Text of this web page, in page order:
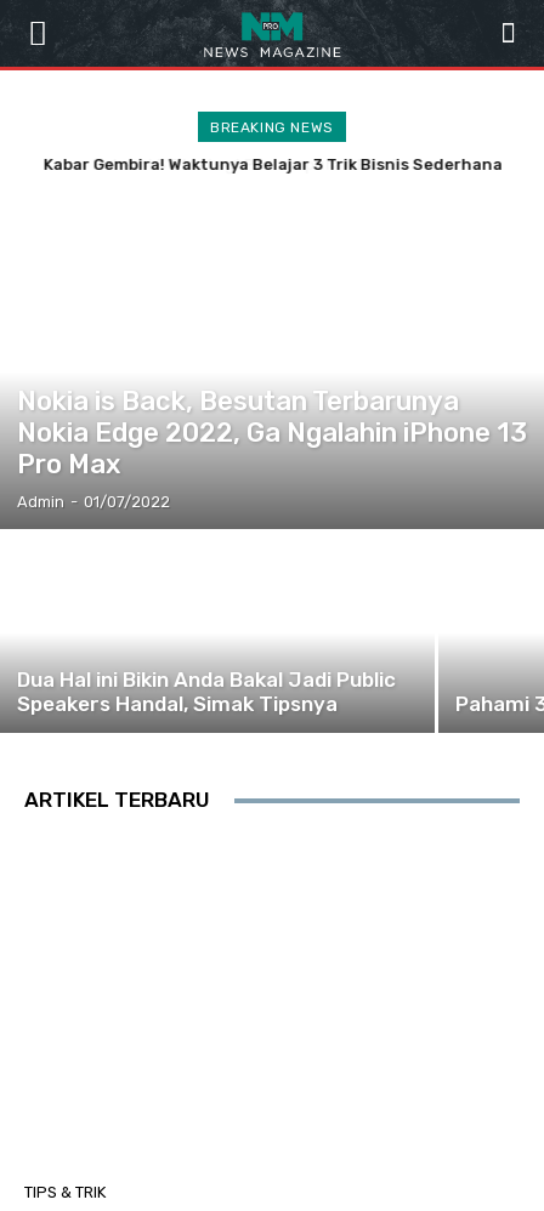
BREAKING NEWS
Kabar Gembira! Waktunya Belajar 3 Trik Bisnis Sederhana
Nokia is Back, Besutan Terbarunya
Nokia Edge 2022, Ga Ngalahin iPhone 13
Pro Max
Admin - 01/07/2022
Dua Hal ini Bikin Anda Bakal Jadi Public
Speakers Handal, Simak Tipsnya
Pahami
ARTIKEL TERBARU
TIPS & TRIK